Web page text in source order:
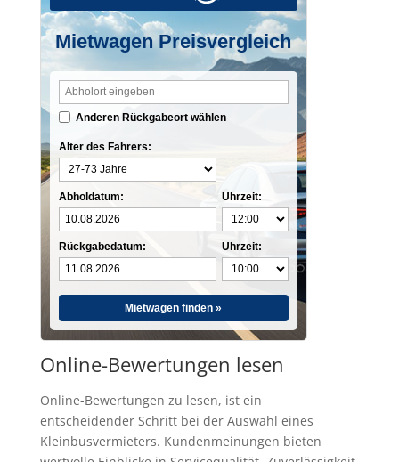
Mietwagen Preisvergleich
Anderen Rückgabeort wählen
Alter des Fahrers:
Abholdatum:
Rückgabedatum:
Uhrzeit:
Uhrzeit:
Mietwagen finden »
Online-Bewertungen lesen
Online-Bewertungen zu lesen, ist ein
entscheidender Schritt bei der Auswahl eines
Kleinbusvermieters. Kundenmeinungen bieten